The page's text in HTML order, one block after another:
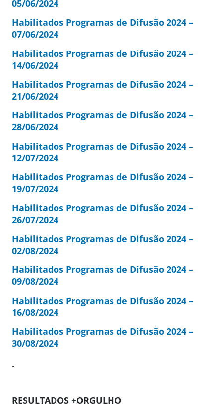
05/06/2024
Habilitados Programas de Difusão 2024 –
07/06/2024
Habilitados Programas de Difusão 2024 –
14/06/2024
Habilitados Programas de Difusão 2024 –
21/06/2024
Habilitados Programas de Difusão 2024 –
28/06/2024
Habilitados Programas de Difusão 2024 –
12/07/2024
Habilitados Programas de Difusão 2024 –
19/07/2024
Habilitados Programas de Difusão 2024 –
26/07/2024
Habilitados Programas de Difusão 2024 –
02/08/2024
Habilitados Programas de Difusão 2024 –
09/08/2024
Habilitados Programas de Difusão 2024 –
16/08/2024
Habilitados Programas de Difusão 2024 –
30/08/2024
RESULTADOS +ORGULHO